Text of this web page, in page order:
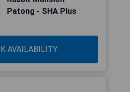
Patong - SHA Plus
AVAILABILITY